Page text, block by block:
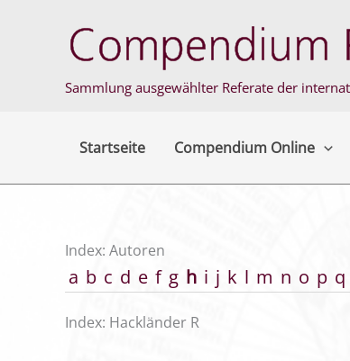
Sammlung ausgewählter Referate der
Startseite Compendium Online
Index: Autoren
a b c d e f g h i j k l m n o p q
Index: Hackländer R